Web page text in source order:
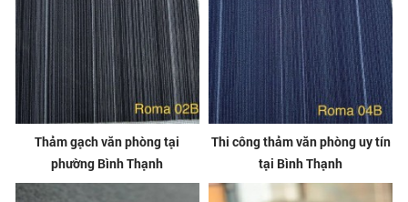
Thảm gạch văn phòng tại
phường Bình Thạnh
Thi công thảm văn phòng uy tín
tại Bình Thạnh